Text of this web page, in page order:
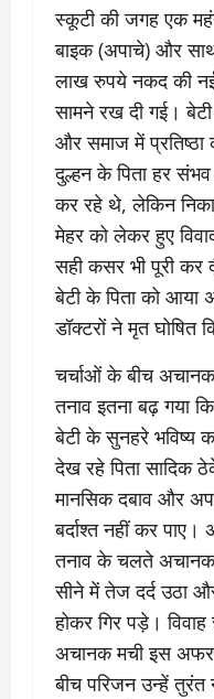
स्कूटी की जगह एक
बाइक (अपाचे) और
लाख रुपये नकद की
सामने रख दी गई।
और समाज में प्रतिष्ठा
दुल्हन के पिता हर
कर रहे थे, लेकिन
मेहर को लेकर हुए
सही कसर भी पूरी कर
​बेटी के पिता को आया
डॉक्टरों ने मृत घोषित
​चर्चाओं के बीच
तनाव इतना बढ़ गया
बेटी के सुनहरे भविष्य
देख रहे पिता सादिक
मानसिक दबाव और
बर्दाश्त नहीं कर पाए।
तनाव के चलते
सीने में तेज दर्द उठा
होकर गिर पड़े।
अचानक मची इस
बीच परिजन उन्हें तुरंत